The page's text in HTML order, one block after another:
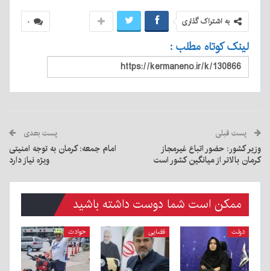
۰ به اشتراک گذاری
لینک کوتاه مطلب :
پست قبلی
وزیر کشور: حضور اتباع غیرمجاز
کرمان بالاتر از میانگین کشور است
پست بعدی
امام جمعه: کرمان به توجه امنیتی
ویژه نیاز دارد
ممکن است شما دوست داشته باشید
دولت قضایی حوادث